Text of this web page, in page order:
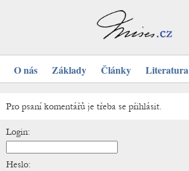
O nás Základy Články Literatura
Pro psaní komentářů je třeba se přihlásit.
Login:
Heslo: